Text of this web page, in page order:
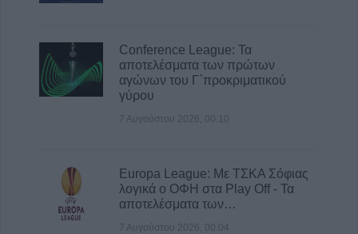
Conference League: Τα
αποτελέσματα των πρώτων
αγώνων του Γ΄προκριματικού
γύρου
7 Αυγούστου 2026, 00:10
Europa League: Με ΤΣΚΑ Σόφιας
λογικά ο ΟΦΗ στα Play Off - Τα
αποτελέσματα των…
7 Αυγούστου 2026, 00:04